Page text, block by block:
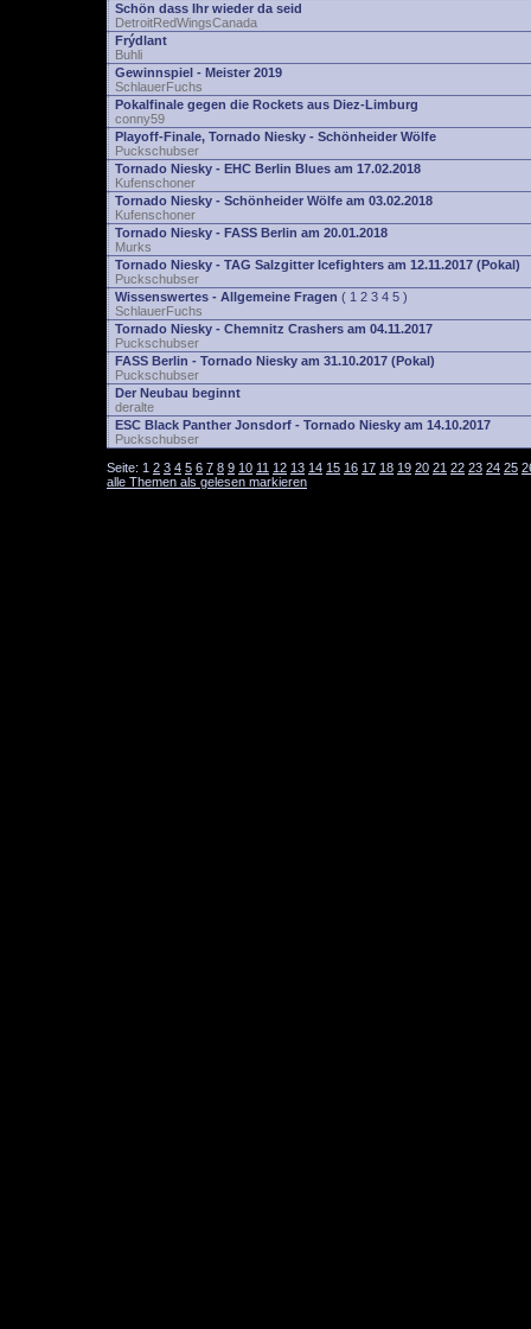
Schön dass Ihr wieder da seid
DetroitRedWingsCanada
Frýdlant
Buhli
Gewinnspiel - Meister 2019
SchlauerFuchs
Pokalfinale gegen die Rockets aus Diez-Limburg
conny59
Playoff-Finale, Tornado Niesky - Schönheider Wölfe
Puckschubser
Tornado Niesky - EHC Berlin Blues am 17.02.2018
Kufenschoner
Tornado Niesky - Schönheider Wölfe am 03.02.2018
Kufenschoner
Tornado Niesky - FASS Berlin am 20.01.2018
Murks
Tornado Niesky - TAG Salzgitter Icefighters am 12.11.2017 (Pokal)
Puckschubser
Wissenswertes - Allgemeine Fragen ( 1 2 3 4 5 )
SchlauerFuchs
Tornado Niesky - Chemnitz Crashers am 04.11.2017
Puckschubser
FASS Berlin - Tornado Niesky am 31.10.2017 (Pokal)
Puckschubser
Der Neubau beginnt
deralte
ESC Black Panther Jonsdorf - Tornado Niesky am 14.10.2017
Puckschubser
Seite: 1 2 3 4 5 6 7 8 9 10 11 12 13 14 15 16 17 18 19 20 21 22 23 24 25
alle Themen als gelesen markieren